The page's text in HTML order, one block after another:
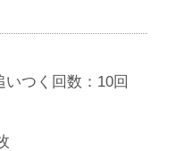
いつく回数：10回